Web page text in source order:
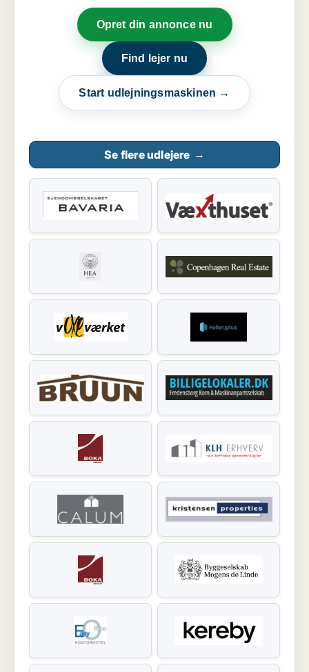
Opret din annonce nu
Find lejer nu
Start udlejningsmaskinen →
Se flere udlejere →